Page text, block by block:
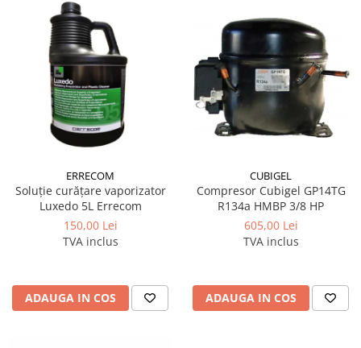
ERRECOM
Soluție curățare vaporizator
Luxedo 5L Errecom
150,00 Lei
TVA inclus
ADAUGA IN COS
CUBIGEL
Compresor Cubigel GP14TG
R134a HMBP 3/8 HP
605,00 Lei
TVA inclus
ADAUGA IN COS